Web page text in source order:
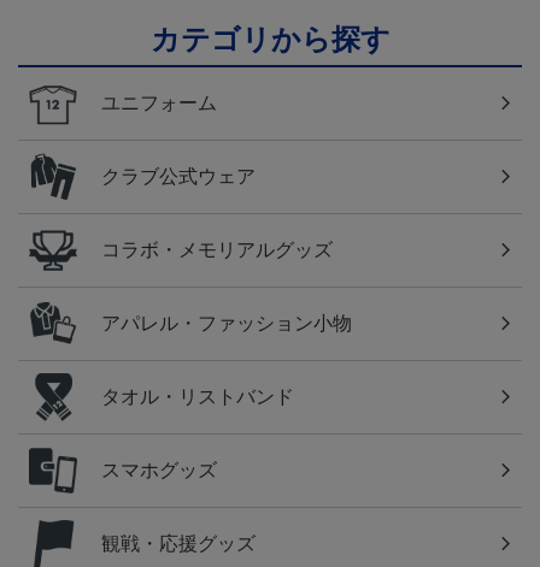
カテゴリから探す
ユニフォーム
クラブ公式ウェア
コラボ・メモリアルグッズ
アパレル・ファッション小物
タオル・リストバンド
スマホグッズ
観戦・応援グッズ